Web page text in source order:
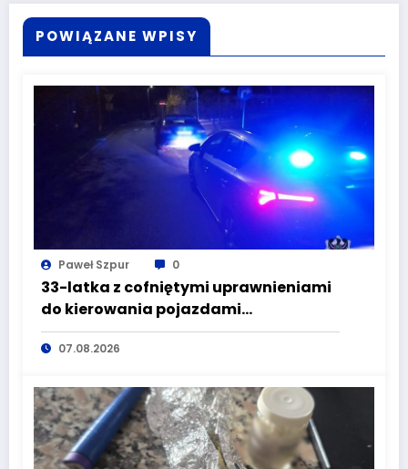
POWIĄZANE WPISY
Paweł Szpur 0
33-latka z cofniętymi uprawnieniami
do kierowania pojazdami
wyeliminowana z lokalnych dróg
07.08.2026